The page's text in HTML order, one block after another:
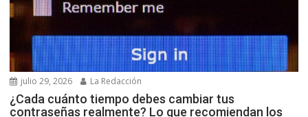
julio 29, 2026 La Redacción
¿Cada cuánto tiempo debes cambiar tus
contraseñas realmente? Lo que recomiendan los